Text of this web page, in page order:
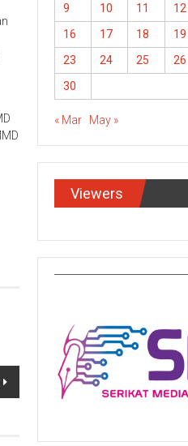
9
10 11 12
16
17 18 19
23
24 25 26
30
« Mar May »
Viewers